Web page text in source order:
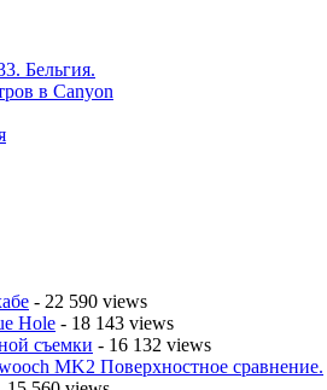
Бельгия.
в Canyon
- 22 590 views
Hole - 18 143 views
съемки - 16 132 views
MK2 Поверхностное сравнение.